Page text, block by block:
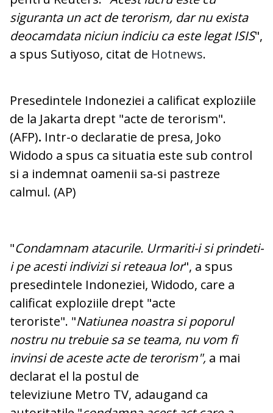
siguranta un act de terorism, dar nu exista
deocamdata niciun indiciu ca este legat ISIS",
a spus Sutiyoso, citat de Hotnews.
Presedintele Indoneziei a calificat exploziile
de la Jakarta drept "acte de terorism".
(AFP). Intr-o declaratie de presa, Joko
Widodo a spus ca situatia este sub control
si a indemnat oamenii sa-si pastreze
calmul. (AP)
"Condamnam atacurile. Urmariti-i si prindeti-
i pe acesti indivizi si reteaua lor", a spus
presedintele Indoneziei, Widodo, care a
calificat exploziile drept "acte
teroriste". "Natiunea noastra si poporul
nostru nu trebuie sa se teama, nu vom fi
invinsi de aceste acte de terorism", a mai
declarat el la postul de
televiziune Metro TV, adaugand ca